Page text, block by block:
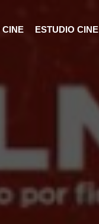
CINE ESTUDIO CINE